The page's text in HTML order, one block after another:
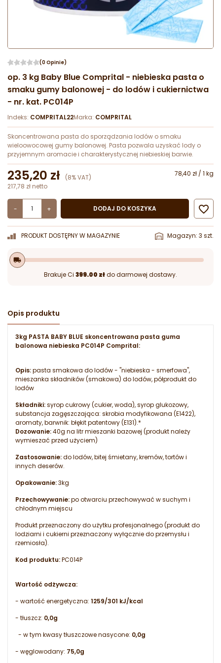
(0 Opinie)
op. 3 kg Baby Blue Comprital - niebieska pasta o
smaku gumy balonowej - do lodów i cukiernictwa
- nr. kat. PC014P
Indeks: COMPRITAL22Marka: COMPRITAL
Skoncentrowana pasta do sporządzania lodów o smaku
wieloowocowej gumy balonowej. Pasta pozwala uzyskać lody o
przyjemnym aromacie i charakterystycznej niebieskiej barwie.
235,20 zł (8% VAT)
78,40 zł / 1 kg
217,78 zł netto
- + DODAJ DO KOSZYKA 
PRODUKT DOSTĘPNY W MAGAZYNIE Magazyn: 3 szt.
local_shipping
Brakuje Ci 399.00 złdo darmowej dostawy.
Opis produktu
3kg PASTA BABY BLUE skoncentrowana pasta guma
balonowa niebieska PC014P Comprital:
Opis:pasta smakowa do lodów - "niebieska - smerfowa",
mieszanka składników (smakowa) do lodów, półprodukt do
lodów
Składniki:syrop cukrowy (cukier, woda), syrop glukozowy,
substancja zagęszczająca: skrobia modyfikowana (E1422),
aromaty, barwnik: błękit patentowy (E131).*
Dozowanie:40g na litr mieszanki bazowej (produkt należy
wymieszać przed użyciem)
Zastosowanie:do lodów, bitej śmietany, kremów, tortów i
innych deserów.
Opakowanie:3kg
Przechowywanie:po otwarciu przechowywać w suchym i
chłodnym miejscu
Produkt przeznaczony do użytku profesjonalnego (produkt do
lodziarni i cukierni przeznaczony wyłącznie do przemysłu i
rzemiosła).
Kod produktu:PC014P
Wartość odżywcza:
- wartość energetyczna: 1259/301 kJ/kcal
- tłuszcz: 0,0g
- w tym kwasy tłuszczowe nasycone: 0,0g
- węglowodany: 75,0g